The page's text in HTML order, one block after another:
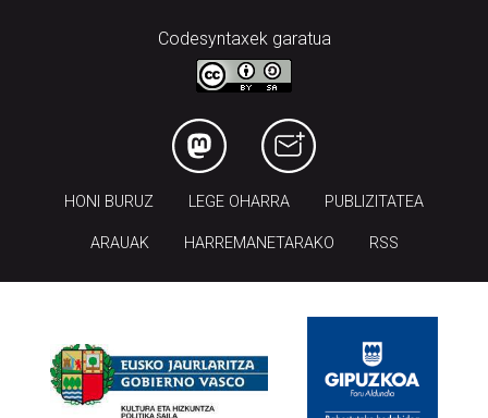
Codesyntaxek garatua
HONI BURUZ LEGE OHARRA PUBLIZITATEA
ARAUAK HARREMANETARAKO RSS